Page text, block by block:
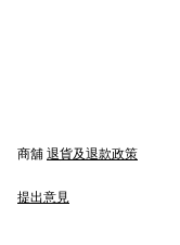
商舖 退貨及退款政策
提出意見